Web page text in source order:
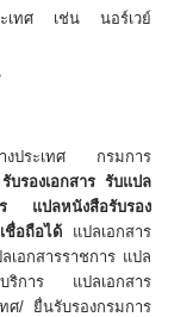
ะเทศ เช่น นอร์เวย์
ต่างประเทศ กรมการ
บรองเอกสาร รับแปล
แปลหนังสือรับรอง
ชื่อถือได้ แปลเอกสาร
เอกสารราชการ แปล
ริการ แปลเอกสาร
ศ/ ยื่นรับรองกรมการ